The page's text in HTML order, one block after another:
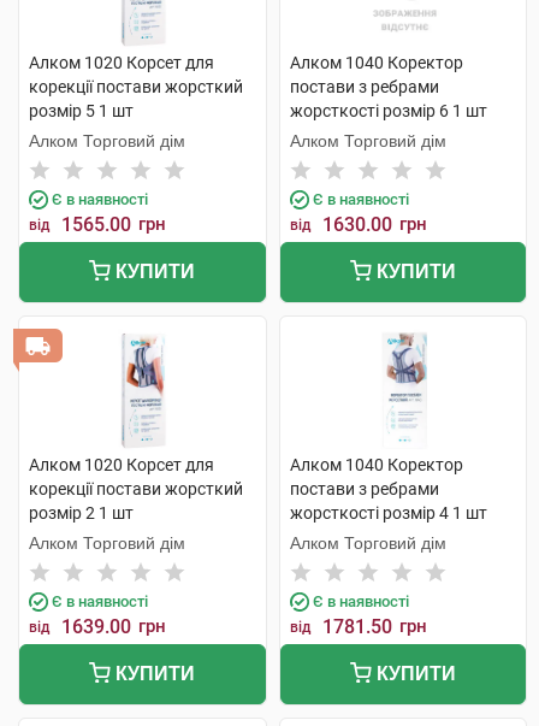
Алком 1020 Корсет для
корекції постави жорсткий
розмір 5 1 шт
Алком Торговий дім
Є в наявності
від 1565.00 грн
КУПИТИ
Алком 1040 Коректор
постави з ребрами
жорсткості розмір 6 1 шт
Алком Торговий дім
Є в наявності
від 1630.00 грн
КУПИТИ
Алком 1020 Корсет для
корекції постави жорсткий
розмір 2 1 шт
Алком Торговий дім
Є в наявності
від 1639.00 грн
КУПИТИ
Алком 1040 Коректор
постави з ребрами
жорсткості розмір 4 1 шт
Алком Торговий дім
Є в наявності
від 1781.50 грн
КУПИТИ